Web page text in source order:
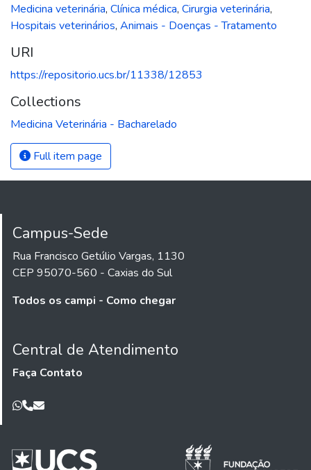
Medicina veterinária, Clínica médica, Cirurgia veterinária,
Hospitais veterinários, Animais - Doenças - Tratamento
URI
https://repositorio.ucs.br/11338/12853
Collections
Medicina Veterinária - Bacharelado
Full item page
Campus-Sede
Rua Francisco Getúlio Vargas, 1130
CEP 95070-560 - Caxias do Sul
Todos os campi - Como chegar
Central de Atendimento
Faça Contato